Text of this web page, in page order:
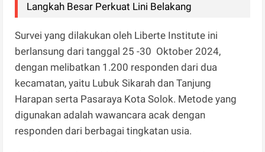
Langkah Besar Perkuat Lini Belakang
Survei yang dilakukan oleh Liberte Institute ini
berlansung dari tanggal 25 -30 Oktober 2024,
dengan melibatkan 1.200 responden dari dua
kecamatan, yaitu Lubuk Sikarah dan Tanjung
Harapan serta Pasaraya Kota Solok. Metode yang
digunakan adalah wawancara acak dengan
responden dari berbagai tingkatan usia.